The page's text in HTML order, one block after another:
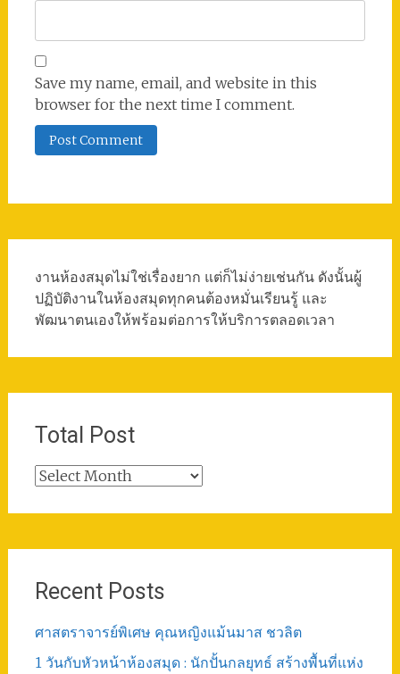
Save my name, email, and website in this
browser for the next time I comment.
งานห้องสมุดไม่ใช่เรื่องยาก แต่ก็ไม่ง่ายเช่นกัน ดังนั้นผู้
ปฏิบัติงานในห้องสมุดทุกคนต้องหมั่นเรียนรู้ และ
พัฒนาตนเองให้พร้อมต่อการให้บริการตลอดเวลา
Total Post
Total
Recent Posts
ศาสตราจารย์พิเศษ คุณหญิงแม้นมาส ชวลิต
1 วันกับหัวหน้าห้องสมุด : นักปั้นกลยุทธ์ สร้างพื้นที่แห่ง